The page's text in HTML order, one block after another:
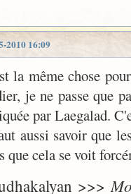
2010 16:09
la même chose
je ne passe que
par Laegalad.
aussi savoir que
que cela se voit
>>>